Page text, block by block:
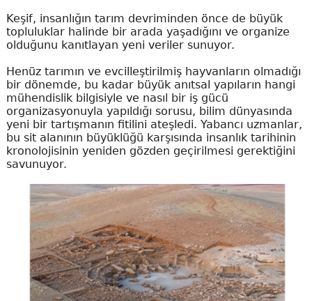
Keşif, insanlığın tarım devriminden önce de büyük
topluluklar halinde bir arada yaşadığını ve organize
olduğunu kanıtlayan yeni veriler sunuyor.
Henüz tarımın ve evcilleştirilmiş hayvanların olmadığı
bir dönemde, bu kadar büyük anıtsal yapıların hangi
mühendislik bilgisiyle ve nasıl bir iş gücü
organizasyonuyla yapıldığı sorusu, bilim dünyasında
yeni bir tartışmanın fitilini ateşledi. Yabancı uzmanlar,
bu sit alanının büyüklüğü karşısında insanlık tarihinin
kronolojisinin yeniden gözden geçirilmesi gerektiğini
savunuyor.